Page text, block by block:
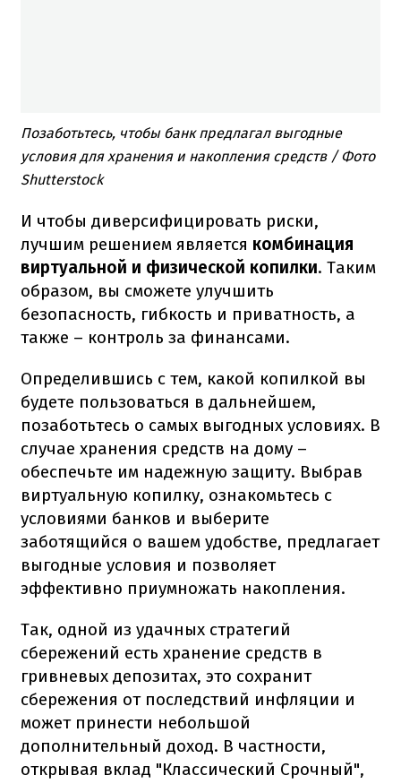
Позаботьтесь, чтобы банк предлагал выгодные
условия для хранения и накопления средств / Фото
Shutterstock
И чтобы диверсифицировать риски,
лучшим решением является комбинация
виртуальной и физической копилки. Таким
образом, вы сможете улучшить
безопасность, гибкость и приватность, а
также – контроль за финансами.
Определившись с тем, какой копилкой вы
будете пользоваться в дальнейшем,
позаботьтесь о самых выгодных условиях. В
случае хранения средств на дому –
обеспечьте им надежную защиту. Выбрав
виртуальную копилку, ознакомьтесь с
условиями банков и выберите
заботящийся о вашем удобстве, предлагает
выгодные условия и позволяет
эффективно приумножать накопления.
Так, одной из удачных стратегий
сбережений есть хранение средств в
гривневых депозитах, это сохранит
сбережения от последствий инфляции и
может принести небольшой
дополнительный доход. В частности,
открывая вклад "Классический Срочный",